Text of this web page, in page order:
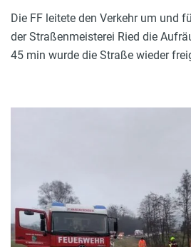
Die FF leitete den Verkehr um und
der Straßenmeisterei Ried die
45 min wurde die Straße wieder